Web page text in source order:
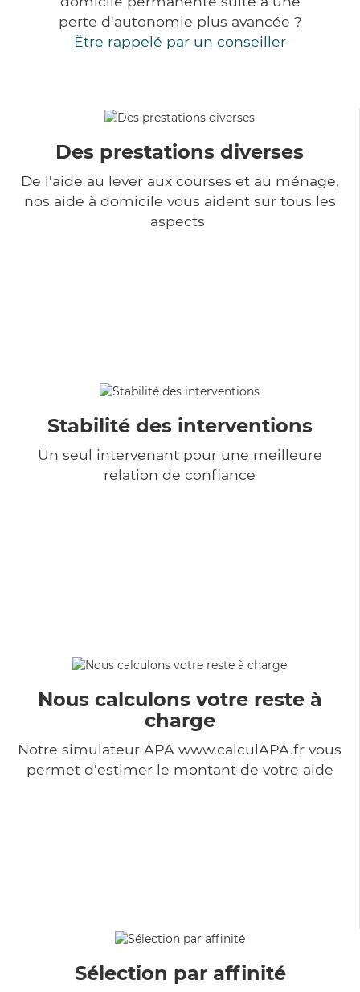
perte d'autonomie plus avancée ?
Être rappelé par un conseiller
Des prestations diverses
De l'aide au lever aux courses et au ménage,
nos aide à domicile vous aident sur tous les
aspects
Stabilité des interventions
Un seul intervenant pour une meilleure
relation de confiance
Nous calculons votre reste à
charge
Notre simulateur APA www.calculAPA.fr vous
permet d'estimer le montant de votre aide
Sélection par affinité